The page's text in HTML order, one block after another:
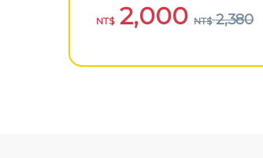
NT$2,000 NT$2,380